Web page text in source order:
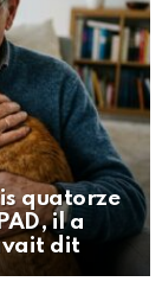
quatorze
il a
dit